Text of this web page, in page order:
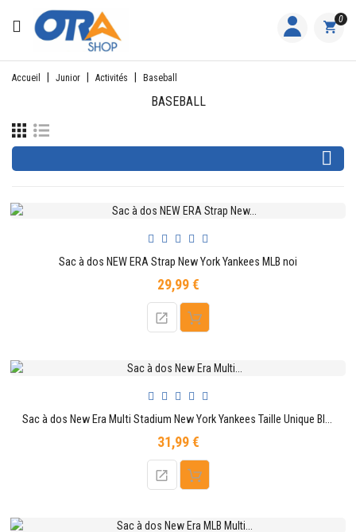
CATÉGORIE
ACCUEIL
FEMME
CONTACTER
0
Accueil Junior Activités Baseball
BASEBALL

Sac à dos NEW ERA Strap New York Yankees MLB noi
29,99 €Prix
Sac à dos New Era Multi Stadium New York Yankees Taille Unique Bleu
31,99 €Prix